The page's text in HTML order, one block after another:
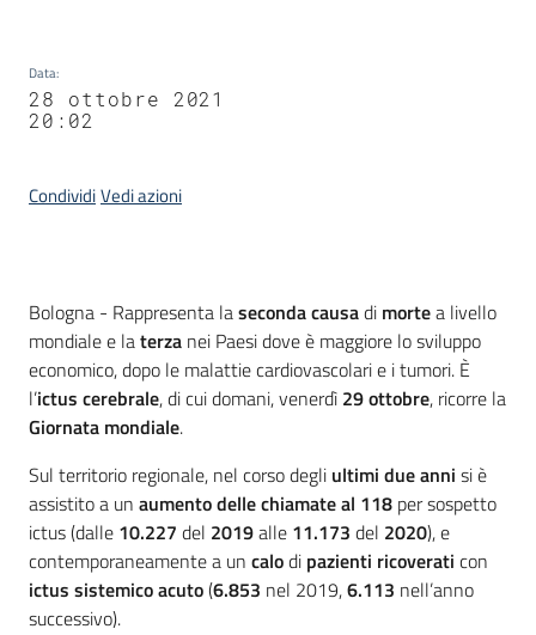
Data:
28 ottobre 2021
20:02
CondividiVedi azioni
Contenuto
Bologna - Rappresenta laseconda causadi mortea livello
mondiale e laterza nei Paesi dove è maggiore lo sviluppo
economico, dopo le malattie cardiovascolari e i tumori. È
l’ictus cerebrale, di cui domani, venerdì 29 ottobre, ricorre la
Giornata mondiale.
Sul territorio regionale, nel corso degli ultimi due anni si è
assistito a un aumento delle chiamate al 118 per sospetto
ictus (dalle 10.227 del 2019alle 11.173 del 2020), e
contemporaneamente a un calodi pazienti ricoverati con
ictus sistemico acuto(6.853 nel 2019,6.113 nell’anno
successivo).